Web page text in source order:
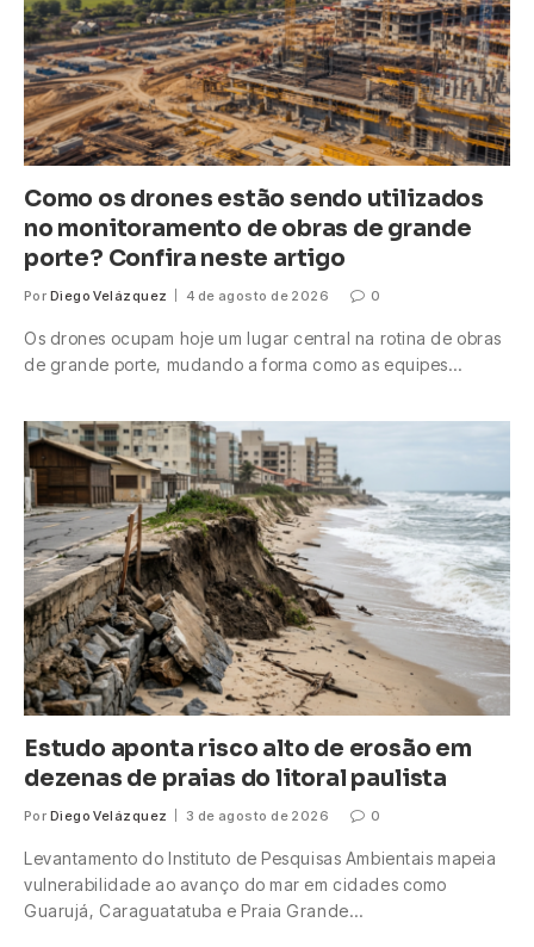
Como os drones estão sendo utilizados
no monitoramento de obras de grande
porte? Confira neste artigo
Por Diego Velázquez 4 de agosto de 2026 0
Os drones ocupam hoje um lugar central na rotina de obras
de grande porte, mudando a forma como as equipes…
Estudo aponta risco alto de erosão em
dezenas de praias do litoral paulista
Por Diego Velázquez 3 de agosto de 2026 0
Levantamento do Instituto de Pesquisas Ambientais mapeia
vulnerabilidade ao avanço do mar em cidades como
Guarujá, Caraguatatuba e Praia Grande…